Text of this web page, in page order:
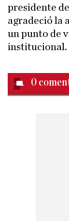
presidente
agradeció la
un punto de
institucional.
0